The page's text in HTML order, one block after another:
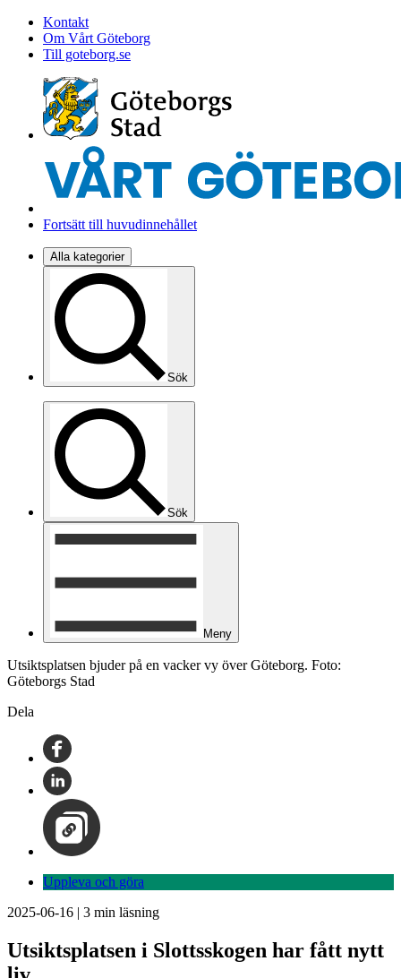
Kontakt
Om Vårt Göteborg
Till goteborg.se
Fortsätt till huvudinnehållet
Alla kategorier
Sök
Sök
Meny
Utsiktsplatsen bjuder på en vacker vy över Göteborg. Foto:
Göteborgs Stad
Dela
Uppleva och göra
2025-06-16 | 3 min läsning
Utsiktsplatsen i Slottsskogen har fått nytt